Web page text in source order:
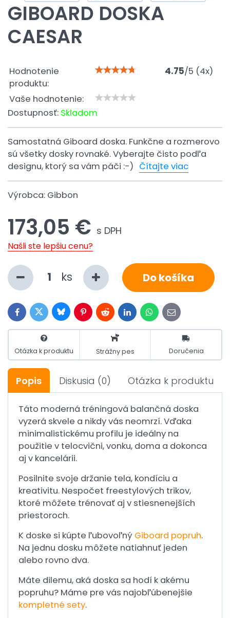
GIBOARD DOSKA
CAESAR
Hodnotenie
produktu:
4.75/5 (4x)
Vaše hodnotenie:
Dostupnosť: Skladom
Samostatná Giboard doska. Funkčne a rozmerovo
sú všetky dosky rovnaké. Vyberajte čisto podľa
designu, ktorý sa vám páči :-) Čítajte viac
Výrobca: Gibbon
173,05 € s DPH
Našli ste lepšiu cenu?
ks Do košíka
FacebookTwitterBlueskyPinterestRedditLinkedInWhatsApp
E-
mail
Otázka k produktu Strážny pes Doručenia
Popis Diskusia (0) Otázka k produktu
Táto moderná tréningová balančná doska
vyzerá skvele a nikdy vás neomrzí. Vďaka
minimalistickému profilu je ideálny na
použitie v telocvični, vonku, doma a dokonca
aj v kancelárii.
Posilnite svoje držanie tela, kondíciu a
kreativitu. Nespočet freestylových trikov,
ktoré môžete trénovať aj v stiesnenejších
priestoroch.
K doske si kúpte ľubovoľný Giboard popruh.
Na jednu dosku môžete natiahnuť jeden
alebo rovno dva.
Máte dilemu, aká doska sa hodí k akému
popruhu? Máme pre vás najobľúbenejšie
kompletné sety.